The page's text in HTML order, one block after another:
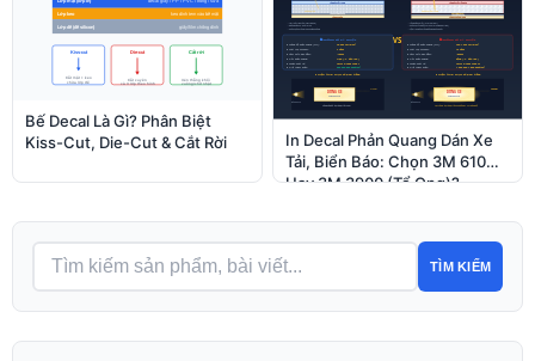
Bế Decal Là Gì? Phân Biệt
Kiss-Cut, Die-Cut & Cắt Rời
In Decal Phản Quang Dán Xe
Tải, Biển Báo: Chọn 3M 610
Hay 3M 3900 (Tổ Ong)?
TÌM KIẾM